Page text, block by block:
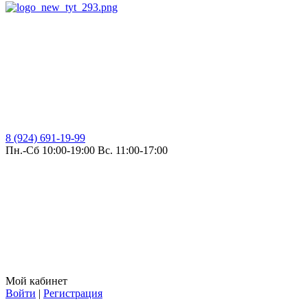
8 (924) 691-19-99
Пн.-Сб 10:00-19:00 Вс. 11:00-17:00
Мой кабинет
Войти | Регистрация